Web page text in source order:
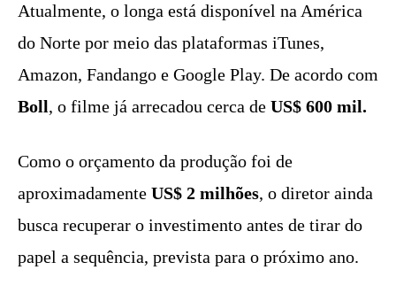
Atualmente, o longa está disponível na América
do Norte por meio das plataformas iTunes,
Amazon, Fandango e Google Play. De acordo com
Boll, o filme já arrecadou cerca de US$ 600 mil.
Como o orçamento da produção foi de
aproximadamente US$ 2 milhões, o diretor ainda
busca recuperar o investimento antes de tirar do
papel a sequência, prevista para o próximo ano.